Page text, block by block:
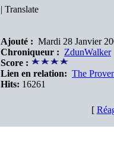
| Translate
Ajouté : Mardi 28 Janvier
Chroniqueur : ZdunWalker
Score :
Lien en relation: The
Hits: 16261
[